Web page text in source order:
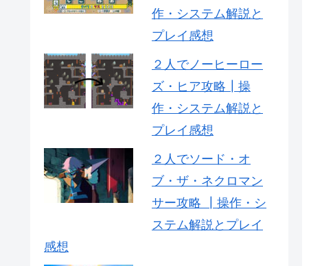
作・システム解説と
プレイ感想
２人でノーヒーロー
ズ・ヒア攻略┃操
作・システム解説と
プレイ感想
２人でソード・オ
ブ・ザ・ネクロマン
サー攻略 ┃操作・シ
ステム解説とプレイ
感想